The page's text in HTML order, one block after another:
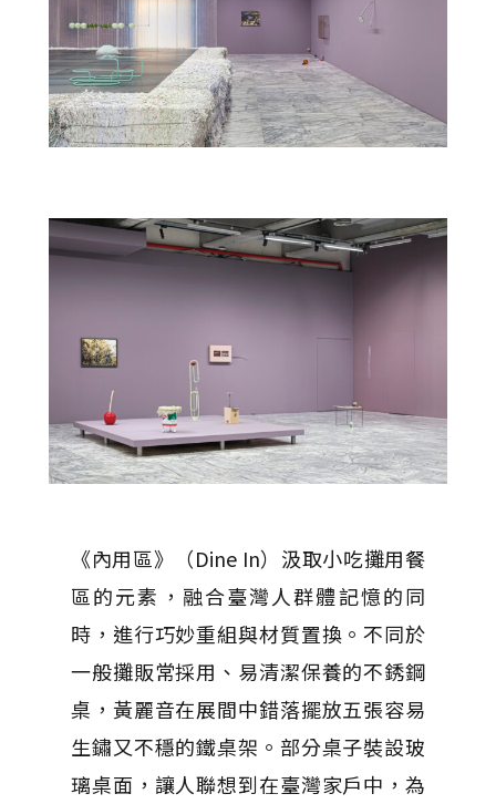
《內用區》（Dine In）汲取小吃攤用餐
區的元素，融合臺灣人群體記憶的同
時，進行巧妙重組與材質置換。不同於
一般攤販常採用、易清潔保養的不銹鋼
桌，黃麗音在展間中錯落擺放五張容易
生鏽又不穩的鐵桌架。部分桌子裝設玻
璃桌面，讓人聯想到在臺灣家戶中，為